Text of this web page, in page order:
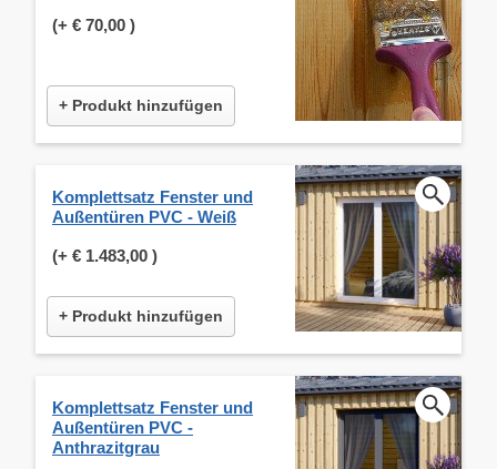
(+ € 70,00 )
+ Produkt hinzufügen
Komplettsatz Fenster und
Außentüren PVC - Weiß
(+ € 1.483,00 )
+ Produkt hinzufügen
Komplettsatz Fenster und
Außentüren PVC -
Anthrazitgrau